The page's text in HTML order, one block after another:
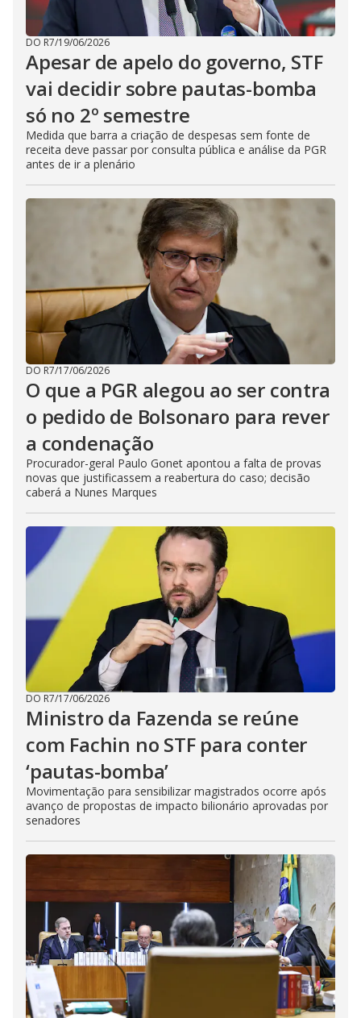
DO R7/19/06/2026
Apesar de apelo do governo, STF
vai decidir sobre pautas-bomba
só no 2º semestre
Medida que barra a criação de despesas sem fonte de
receita deve passar por consulta pública e análise da PGR
antes de ir a plenário
DO R7/17/06/2026
O que a PGR alegou ao ser contra
o pedido de Bolsonaro para rever
a condenação
Procurador-geral Paulo Gonet apontou a falta de provas
novas que justificassem a reabertura do caso; decisão
caberá a Nunes Marques
DO R7/17/06/2026
Ministro da Fazenda se reúne
com Fachin no STF para conter
‘pautas-bomba’
Movimentação para sensibilizar magistrados ocorre após
avanço de propostas de impacto bilionário aprovadas por
senadores